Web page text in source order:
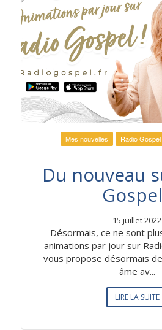
Mes nouvelles Radio Gospel
Du nouveau
15 juillet 2022
Désormais, ce ne sont
animations par jour sur
vous propose désormais
âme av...
LIRE LA SUITE